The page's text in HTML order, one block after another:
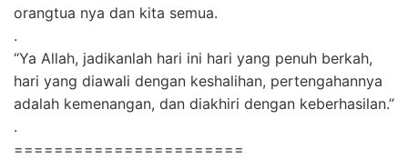
orangtua nya dan kita semua.
.
“Ya Allah, jadikanlah hari ini hari yang penuh berkah,
hari yang diawali dengan keshalihan, pertengahannya
adalah kemenangan, dan diakhiri dengan keberhasilan.”
.
=======================